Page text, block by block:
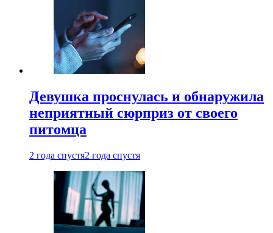
Девушка проснулась и обнаружила
неприятный сюрприз от своего
питомца
2 года спустя2 года спустя